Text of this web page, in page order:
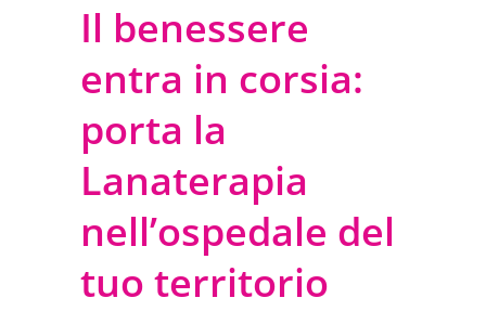
Il benessere
entra in corsia:
porta la
Lanaterapia
nell’ospedale del
tuo territorio